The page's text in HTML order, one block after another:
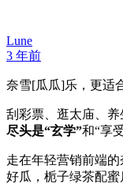
Lune
3 年前
奈雪[瓜瓜]乐，更适
刮彩票、逛太庙、养
尽头是“玄学”和“享受
走在年轻营销前端
好瓜，栀子绿茶配